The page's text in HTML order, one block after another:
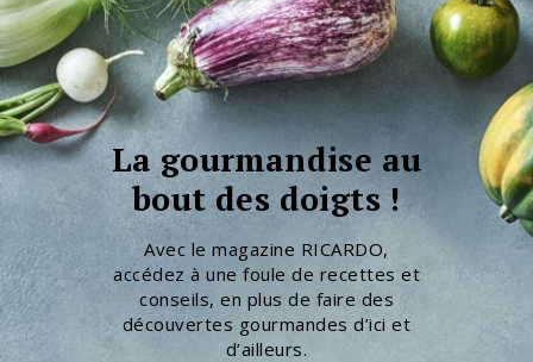
La gourmandise au
bout des doigts !
Avec le magazine RICARDO,
accédez à une foule de recettes et
conseils, en plus de faire des
découvertes gourmandes d’ici et
d’ailleurs.